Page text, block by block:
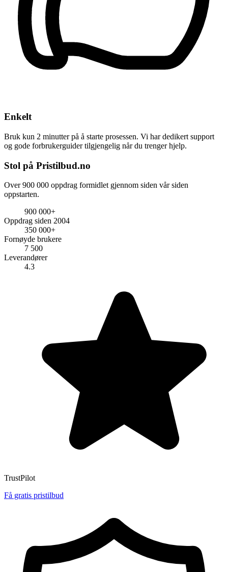
Enkelt
Bruk kun 2 minutter på å starte prosessen. Vi har dedikert support
og gode forbrukerguider tilgjengelig når du trenger hjelp.
Stol på Pristilbud.no
Over 900 000 oppdrag formidlet gjennom siden vår siden
oppstarten.
900 000+
Oppdrag siden 2004
350 000+
Fornøyde brukere
7 500
Leverandører
4.3
TrustPilot
Få gratis pristilbud